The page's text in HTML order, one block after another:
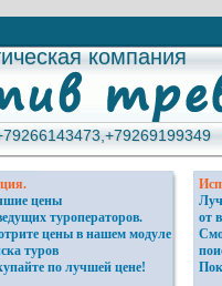
компания
компания
цены
туроператоров.
цены в нашем модуле
туров
по лучшей цене!
от